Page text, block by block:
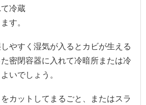
冷蔵
す。
やすく湿気が入るとカビが生える
密閉容器に入れて冷暗所または冷
いでしょう。
カットしてまるごと、またはスラ